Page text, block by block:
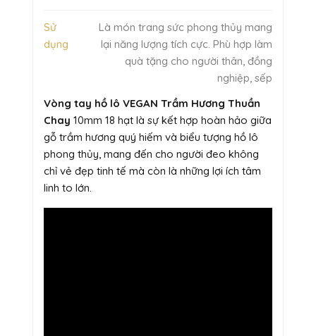
Sử
dụng
Là món trang sức phong thủy mang
lại năng lượng tích cực. Phù hợp làm
quà tặng cho người thân, đồng
nghiệp, sếp
Vòng tay hồ lô VEGAN Trầm Hương Thuần
Chay 10mm 18 hạt là sự kết hợp hoàn hảo giữa
gỗ trầm hương quý hiếm và biểu tượng hồ lô
phong thủy, mang đến cho người đeo không
chỉ vẻ đẹp tinh tế mà còn là những lợi ích tâm
linh to lớn.